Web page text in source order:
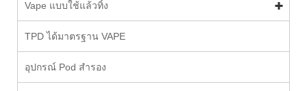
Vape แบบใช้แล้วทิ้ง
TPD ได้มาตรฐาน VAPE
อุปกรณ์ Pod สำรอง